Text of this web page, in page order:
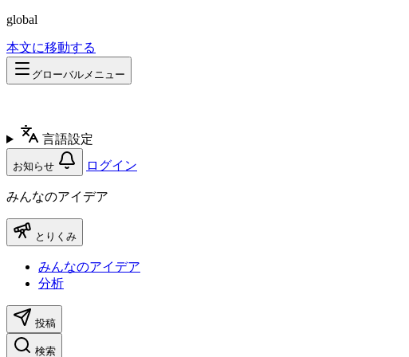
global
本文に移動する
グローバルメニュー
言語設定
お知らせ ログイン
みんなのアイデア
とりくみ
みんなのアイデア
分析
投稿
検索